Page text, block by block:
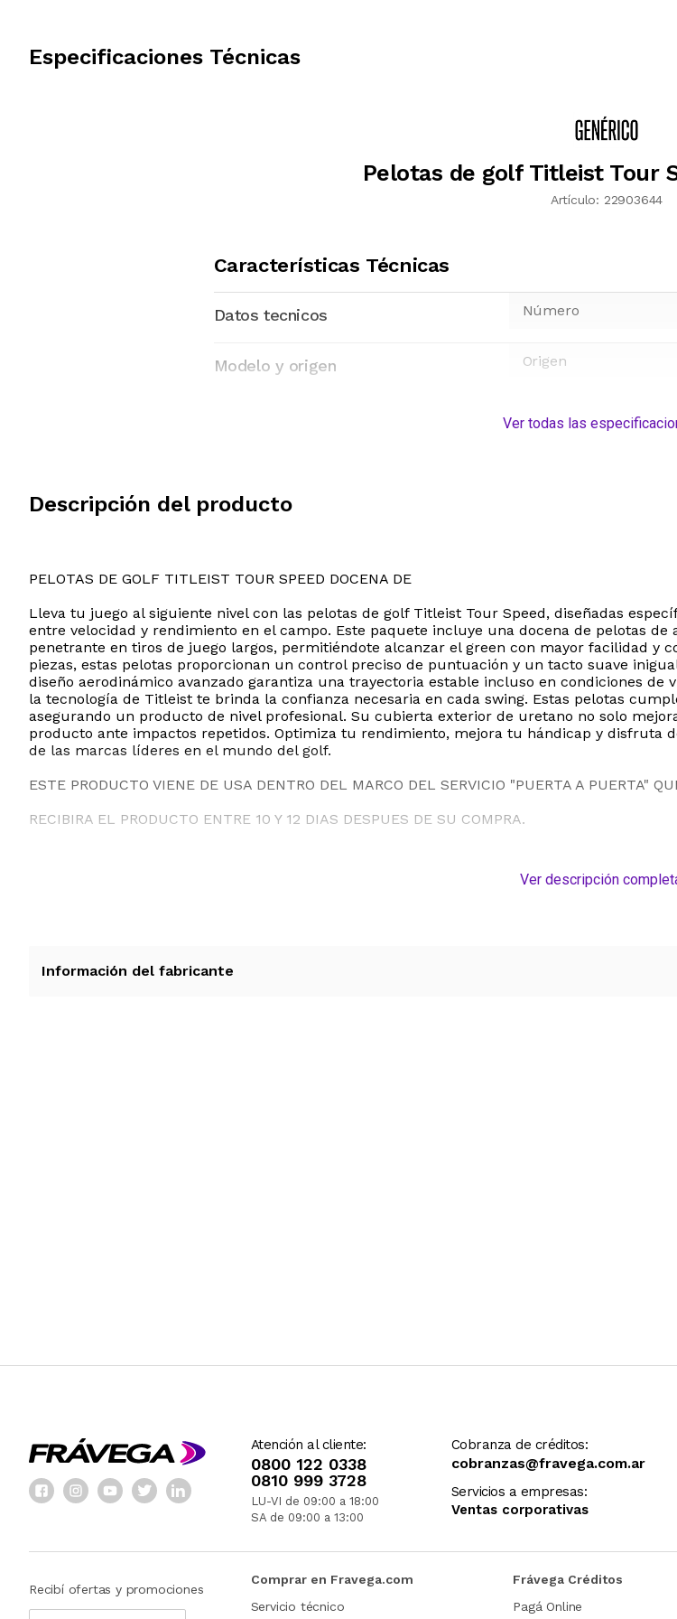
Especificaciones Técnicas
Pelotas de golf Titleist Tour
Artículo: 22903644
Características Técnicas
Datos tecnicos Número
Modelo y origen Origen
Ver todas las
Descripción del producto
PELOTAS DE GOLF TITLEIST TOUR SPEED DOCENA DE
Lleva tu juego al siguiente nivel con las pelotas de golf Titleist Tour Speed, diseñadas
entre velocidad y rendimiento en el campo. Este paquete incluye una docena de pelotas
penetrante en tiros de juego largos, permitiéndote alcanzar el green con mayor facilidad y
piezas, estas pelotas proporcionan un control preciso de puntuación y un tacto suave
diseño aerodinámico avanzado garantiza una trayectoria estable incluso en condiciones de
la tecnología de Titleist te brinda la confianza necesaria en cada swing. Estas pelotas
asegurando un producto de nivel profesional. Su cubierta exterior de uretano no solo
producto ante impactos repetidos. Optimiza tu rendimiento, mejora tu hándicap y disfruta
de las marcas líderes en el mundo del golf.
ESTE PRODUCTO VIENE DE USA DENTRO DEL MARCO DEL SERVICIO "PUERTA A PUERTA"
RECIBIRA EL PRODUCTO ENTRE 10 Y 12 DIAS DESPUES DE SU COMPRA.
Ver descripción
Información del fabricante
Atención al cliente:
0800 122 0338
0810 999 3728
LU-VI de 09:00 a 18:00
SA de 09:00 a 13:00
Cobranza de créditos:
cobranzas@fravega.com.ar
Servicios a empresas:
Ventas corporativas
Recibí ofertas y promociones
Comprar en Fravega.com
Servicio técnico
Frávega Créditos
Pagá Online